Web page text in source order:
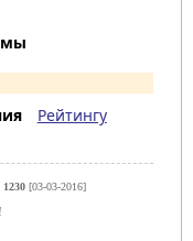
Рейтингу
[03-03-2016]